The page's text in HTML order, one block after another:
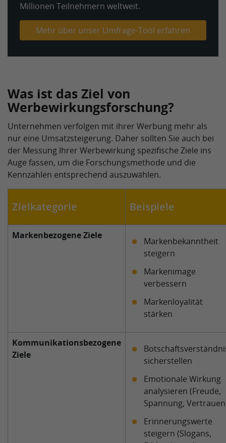
Millionen Teilnehmern weltweit.
Mehr über unser Umfrage-Tool erfahren
Was ist das Ziel von
Werbewirkungsforschung?
Unternehmen verfolgen mit ihrer Werbung mehr als
nur eine Umsatzsteigerung. Daher sollten Sie auch bei
der Messung Ihrer Werbewirkung spezifische Ziele ins
Auge fassen, um die Forschungsmethode und die
Kennzahlen entsprechend auszuwählen.
Zielkategorie Beispiele
Markenbezogene Ziele
Markenbekanntheit
steigern
Markenimage
verbessern
Markenloyalität
stärken
Kommunikationsbezogene
Ziele
sicherstellen
Emotionale Wirkung
analysieren (Freude,
Spannung,
Erinnerungswerte
steigern (Slogans,